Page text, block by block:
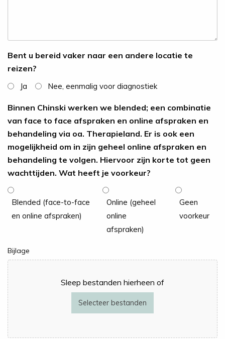
Bent u bereid vaker naar een andere locatie te
reizen?
Ja Nee, eenmalig voor diagnostiek
Binnen Chinski werken we blended; een combinatie
van face to face afspraken en online afspraken en
behandeling via oa. Therapieland. Er is ook een
mogelijkheid om in zijn geheel online afspraken en
behandeling te volgen. Hiervoor zijn korte tot geen
wachttijden. Wat heeft je voorkeur?
Blended (face-to-face
en online afspraken)
Online (geheel
online
afspraken)
Geen
voorkeur
Bijlage
Sleep bestanden hierheen of
Selecteer bestanden